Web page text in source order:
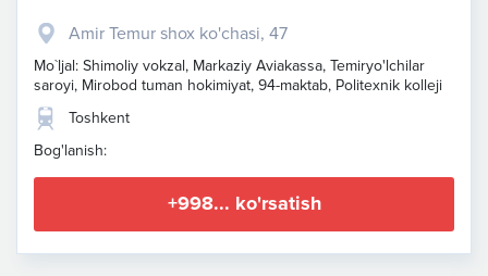
Amir Temur shox ko'chasi, 47
Mo`ljal: Shimoliy vokzal, Markaziy Aviakassa, Temiryo'lchilar
saroyi, Mirobod tuman hokimiyat, 94-maktab, Politexnik kolleji
Toshkent
Bog'lanish:
+998... ko'rsatish